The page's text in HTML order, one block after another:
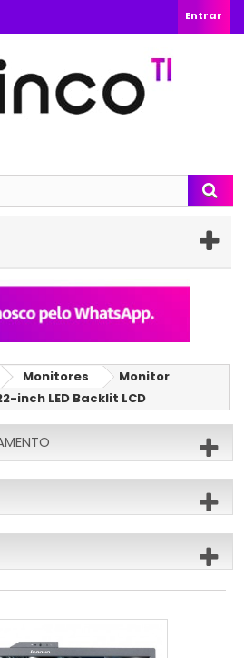
Entrar
Monitores
Monitor
inch LED Backlit LCD